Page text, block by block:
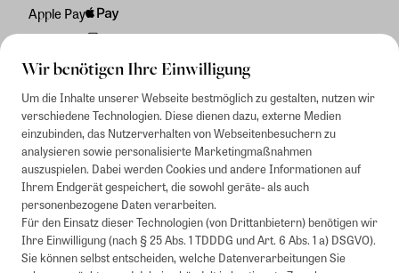
Wir benötigen Ihre Einwilligung
Um die Inhalte unserer Webseite bestmöglich zu gestalten, nutzen wir
verschiedene Technologien. Diese dienen dazu, externe Medien
einzubinden, das Nutzerverhalten von Webseitenbesuchern zu
analysieren sowie personalisierte Marketingmaßnahmen
auszuspielen. Dabei werden Cookies und andere Informationen auf
Ihrem Endgerät gespeichert, die sowohl geräte- als auch
personenbezogene Daten verarbeiten.
Für den Einsatz dieser Technologien (von Drittanbietern) benötigen wir
Ihre Einwilligung (nach § 25 Abs. 1 TDDDG und Art. 6 Abs. 1 a) DSGVO).
Sie können selbst entscheiden, welche Datenverarbeitungen Sie
Apple Pay
Rechnung